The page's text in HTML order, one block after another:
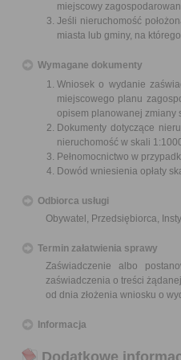
miejscowy
Jeśli nieruchomość
miasta lub gminy, na
Wymagane dokumenty
Wniosek o wydanie
miejscowego planu
opisem planowanej zmiany
Dokumenty dotyczące
nieruchomość w skali
Pełnomocnictwo w
Dowód wniesienia opłaty
Odbiorca usługi
Obywatel, Przedsiębiorca,
Termin załatwienia sprawy
Zaświadczenie albo
zaświadczenia o treści
od dnia złożenia wniosku o
Informacja
Dodatkowe